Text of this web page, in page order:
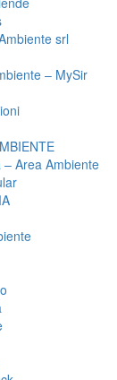
srl
– MySir
– Area Ambiente